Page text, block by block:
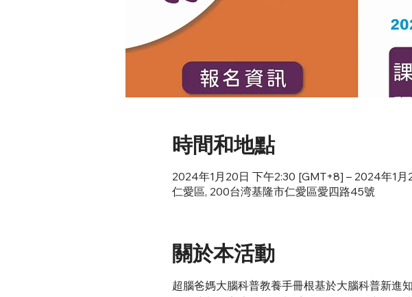
時間和地點
2024年1月20日 下午2:30 [GMT+8] – 2024年1
仁愛區, 200台湾基隆市仁愛區愛四路45號
關於本活動
超腦爸媽大腦科普教養手冊根基於大腦科普新進